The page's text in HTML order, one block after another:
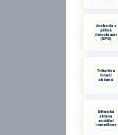
Svoboda a
přímá
demokracie
(SPD)
Trikolóra
hnutí
občanů
Dělnická
strana
sociální
spravedlnosti